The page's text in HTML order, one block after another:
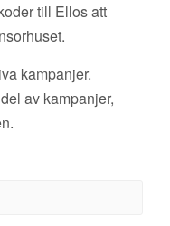
till Ellos att
kampanjer.
av kampanjer,